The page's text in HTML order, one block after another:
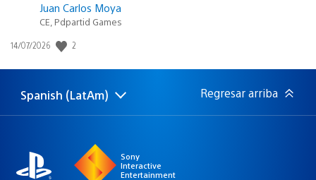
Juan Carlos Moya
CE, Pdpartid Games
Fecha
publicación:
14/07/2026 2
Elige
Región
Spanish (LatAm) Regresar arriba
Sony
Interactive
Entertainment